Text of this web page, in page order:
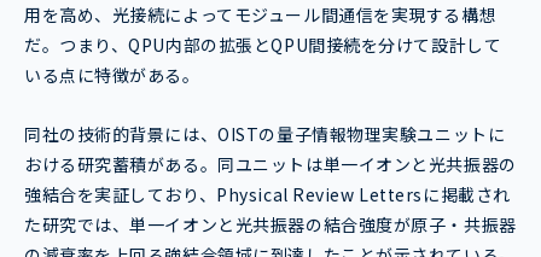
用を高め、光接続によってモジュール間通信を実現する構想
だ。つまり、QPU内部の拡張とQPU間接続を分けて設計して
いる点に特徴がある。
同社の技術的背景には、OISTの量子情報物理実験ユニットに
おける研究蓄積がある。同ユニットは単一イオンと光共振器の
強結合を実証しており、Physical Review Lettersに掲載され
た研究では、単一イオンと光共振器の結合強度が原子・共振器